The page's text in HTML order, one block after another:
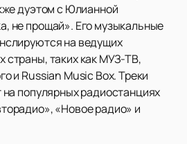
дуэтом с Юлианной
не прощай». Его музыкальные
на ведущих
страны, таких как МУЗ-ТВ,
и Russian Music Box. Треки
на популярных радиостанциях
«Новое радио» и